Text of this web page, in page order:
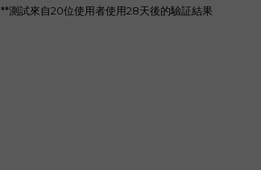
**測試來自20位使用者使用28天後的驗証結果